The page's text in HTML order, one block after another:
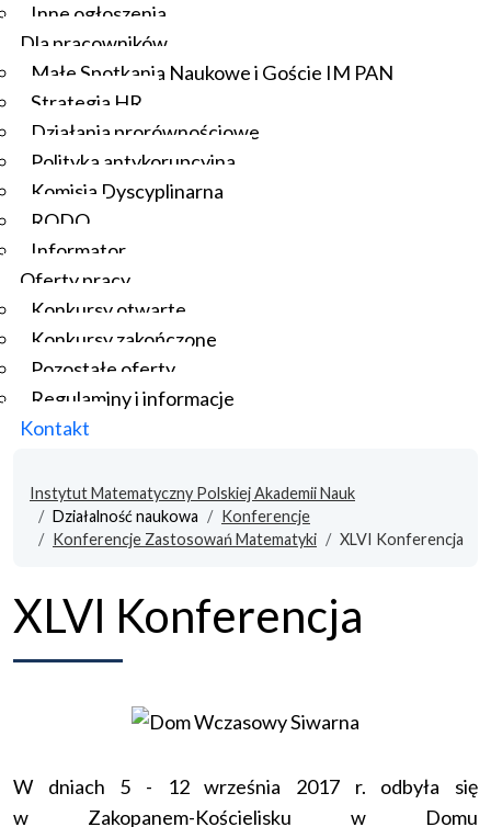
Inne ogłoszenia
Dla pracowników
Małe Spotkania Naukowe i Goście IM PAN
Strategia HR
Działania prorównościowe
Polityka antykorupcyjna
Komisja Dyscyplinarna
RODO
Informator
Oferty pracy
Konkursy otwarte
Konkursy zakończone
Pozostałe oferty
Regulaminy i informacje
Kontakt
Instytut Matematyczny Polskiej Akademii Nauk
Działalność naukowa
Konferencje
Konferencje Zastosowań Matematyki
XLVI Konferencja
XLVI Konferencja
W dniach 5 - 12 września 2017 r. odbyła się
w Zakopanem-Kościelisku w Domu